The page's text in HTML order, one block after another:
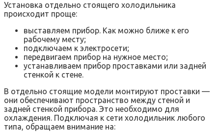
Установка отдельно стоящего холодильника
происходит проще:
выставляем прибор. Как можно ближе к его
рабочему месту;
подключаем к электросети;
передвигаем прибор на нужное место;
устанавливаем прибор проставками или задней
стенкой к стене.
В отдельно стоящие модели монтируют проставки —
они обеспечивают пространство между стеной и
задней стенкой прибора. Это необходимо для
охлаждения. Подключая к сети холодильник любого
типа, обращаем внимание на: